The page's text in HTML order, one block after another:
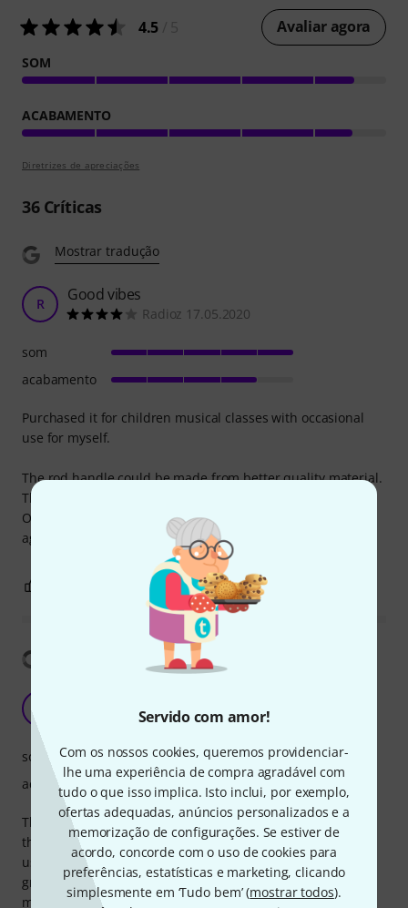
Servido com amor!
Com os nossos cookies, queremos providenciar-
lhe uma experiência de compra agradável com
tudo o que isso implica. Isto inclui, por exemplo,
ofertas adequadas, anúncios personalizados e a
memorização de configurações. Se estiver de
acordo, concorde com o uso de cookies para
preferências, estatísticas e marketing, clicando
simplesmente em ‘Tudo bem’ (mostrar todos).
4.5 Avaliar agora
SOM
ACABAMENTO
Diretrizes de apreciações
36Críticas
Mostrar tradução
R Good vibes
Radioz 17.05.2020
Purchased it for children musical classes with occasional
use for myself.
The rod handle could be made from better quality material.
That would add missing stars as it is the cons side.
Otherwise, I recommend the product and would buy it
again.
som
acabamento
REPORTAR A CRÍTICA
MTParis 07.06.2023
These triangles were just right for my music classes except
that the cords on all of them broke, some within several
uses. The sound quality is nice and the instrument size
great for small children. I suggest Thomann look for other
more durable cords for these triangles.
som
acabamento